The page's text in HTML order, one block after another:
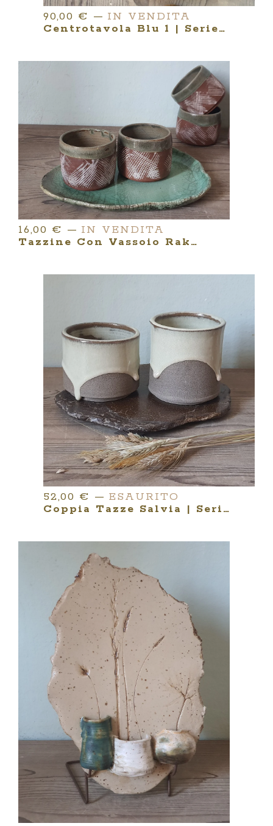
90,00 € — IN VENDITA
Centrotavola Blu 1 | Serie NOIRBLEU
16,00 € — IN VENDITA
Tazzine Con Vassoio Raku | GRES ROSSO
52,00 € — ESAURITO
Coppia Tazze Salvia | Serie YUNOMI